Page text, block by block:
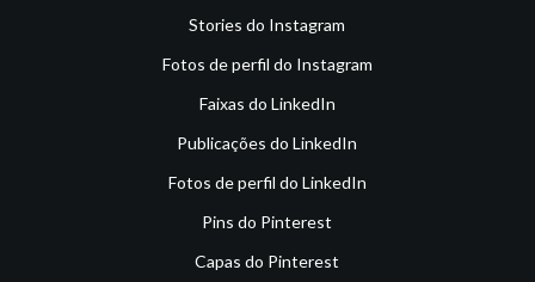
Stories do Instagram
Fotos de perfil do Instagram
Faixas do LinkedIn
Publicações do LinkedIn
Fotos de perfil do LinkedIn
Pins do Pinterest
Capas do Pinterest